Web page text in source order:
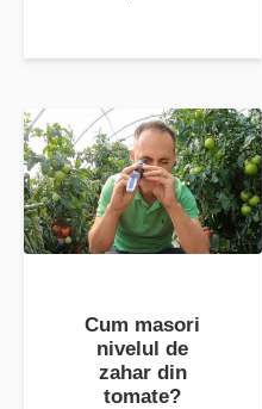
Cum masori
nivelul de
zahar din
tomate?